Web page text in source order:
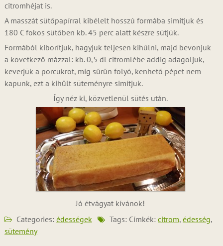
citromhéjat is.
A masszát sütőpapírral kibélelt hosszú formába simítjuk és
180 C fokos sütőben kb. 45 perc alatt készre sütjük.
Formából kiborítjuk, hagyjuk teljesen kihűlni, majd bevonjuk
a következő mázzal: kb. 0,5 dl citromlébe addig adagoljuk,
keverjük a porcukrot, míg sűrűn folyó, kenhető pépet nem
kapunk, ezt a kihűlt süteményre simítjuk.
Így néz ki, közvetlenül sütés után.
Jó étvágyat kívánok!
Categories: édességek Tags: Címkék: citrom, édesség,
sütemény